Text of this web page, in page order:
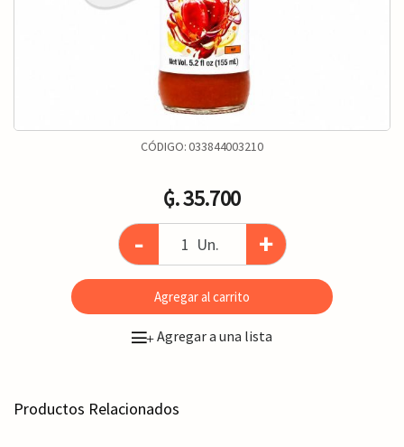
CÓDIGO:033844003210
₲. 35.700
- Un. +
Agregar al carrito
+Agregar a una lista
Productos Relacionados